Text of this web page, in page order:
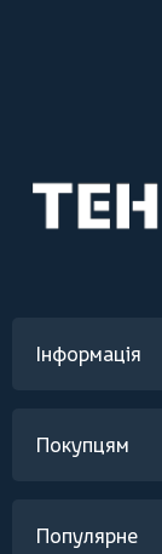
Інформація
Покупцям
Популярне